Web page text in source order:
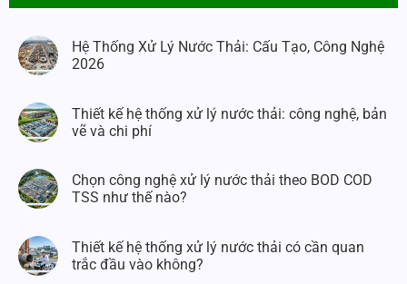
Hệ Thống Xử Lý Nước Thải: Cấu Tạo, Công Nghệ
2026
Thiết kế hệ thống xử lý nước thải: công nghệ, bản
vẽ và chi phí
Chọn công nghệ xử lý nước thải theo BOD COD
TSS như thế nào?
Thiết kế hệ thống xử lý nước thải có cần quan
trắc đầu vào không?